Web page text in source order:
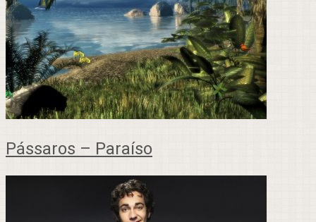
Pássaros – Paraíso